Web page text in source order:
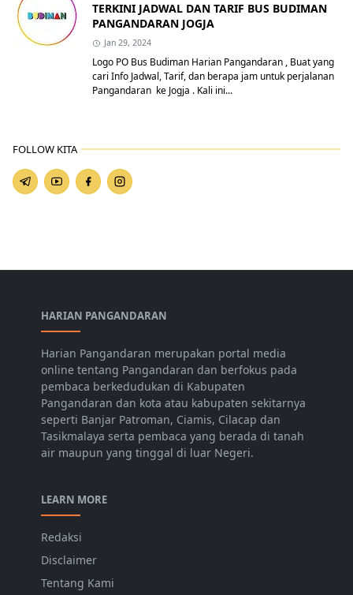
TERKINI JADWAL DAN TARIF BUS BUDIMAN
PANGANDARAN JOGJA
Jan 29, 2024
Logo PO Bus Budiman Harian Pangandaran , Buat yang
cari Info Jadwal, Tarif, dan berapa jam untuk perjalanan
Pangandaran ke Jogja . Kali ini...
FOLLOW KITA
HARIAN PANGANDARAN
Harian Pangandaran merupakan portal media
online tentang Pangandaran dan berfokus pada
pembaca berkedudukan di Kabupaten
Pangandaran dan kota atau kabupaten sekitarnya
seperti Banjar Patroman, Ciamis, Cilacap dan
Tasikmalaya serta pembaca yang berada di tanah
air maupun yang tinggal di luar Negeri.
LEARN MORE
Redaksi
Disclaimer
Tentang Kami